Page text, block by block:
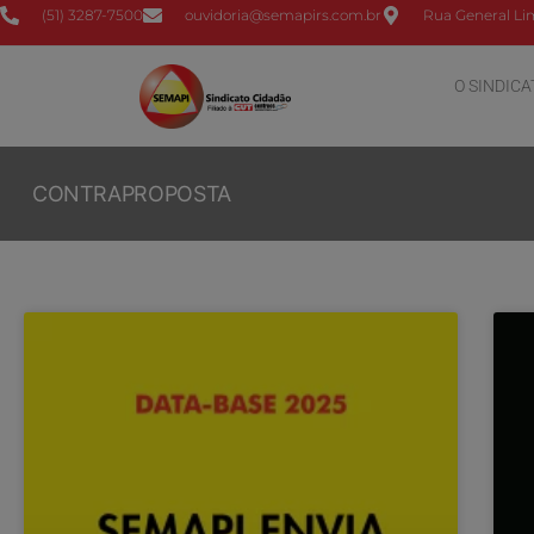
(51) 3287-7500 ouvidoria@semapirs.com.br Rua General
O
CONTRAPROPOSTA